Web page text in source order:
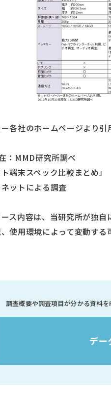
各社のホームページより引
：MMD研究所調べ
端末スペック比較まとめ」
ットによる調査
ス内容は、当研究所が独自
使用環境によって変動する
調査概要や調査項目が分かる資料を
デー